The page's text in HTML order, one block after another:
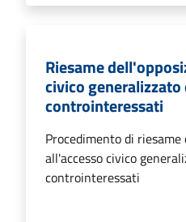
Riesame
civico generalizzato
controinteressati
Procedimento di riesame
all'accesso civico
controinteressati